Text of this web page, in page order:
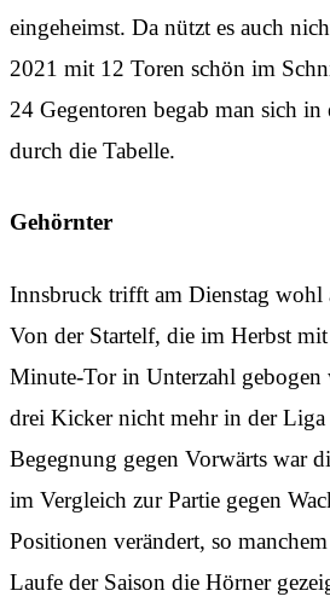
eingeheimst. Da nützt es auch
2021 mit 12 Toren schön im
24 Gegentoren begab man sich in
durch die Tabelle.
Gehörnter
Innsbruck trifft am Dienstag wohl
Von der Startelf, die im Herbst
Minute-Tor in Unterzahl gebogen
drei Kicker nicht mehr in der Liga
Begegnung gegen Vorwärts war
im Vergleich zur Partie gegen
Positionen verändert, so
Laufe der Saison die Hörner